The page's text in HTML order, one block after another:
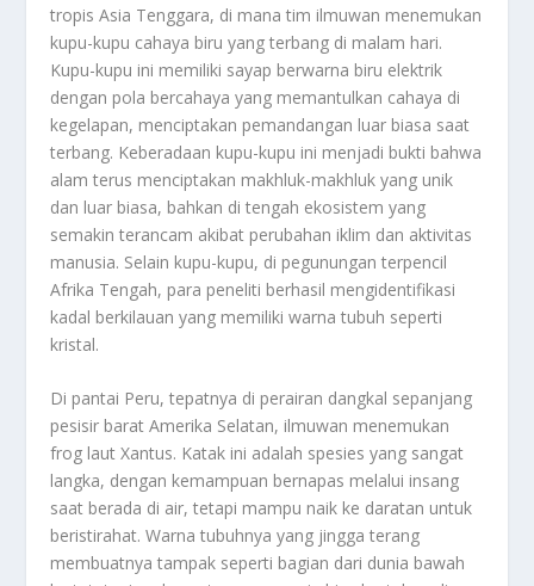
tropis Asia Tenggara, di mana tim ilmuwan menemukan
kupu-kupu cahaya biru yang terbang di malam hari.
Kupu-kupu ini memiliki sayap berwarna biru elektrik
dengan pola bercahaya yang memantulkan cahaya di
kegelapan, menciptakan pemandangan luar biasa saat
terbang. Keberadaan kupu-kupu ini menjadi bukti bahwa
alam terus menciptakan makhluk-makhluk yang unik
dan luar biasa, bahkan di tengah ekosistem yang
semakin terancam akibat perubahan iklim dan aktivitas
manusia. Selain kupu-kupu, di pegunungan terpencil
Afrika Tengah, para peneliti berhasil mengidentifikasi
kadal berkilauan yang memiliki warna tubuh seperti
kristal.
Di pantai Peru, tepatnya di perairan dangkal sepanjang
pesisir barat Amerika Selatan, ilmuwan menemukan
frog laut Xantus. Katak ini adalah spesies yang sangat
langka, dengan kemampuan bernapas melalui insang
saat berada di air, tetapi mampu naik ke daratan untuk
beristirahat. Warna tubuhnya yang jingga terang
membuatnya tampak seperti bagian dari dunia bawah